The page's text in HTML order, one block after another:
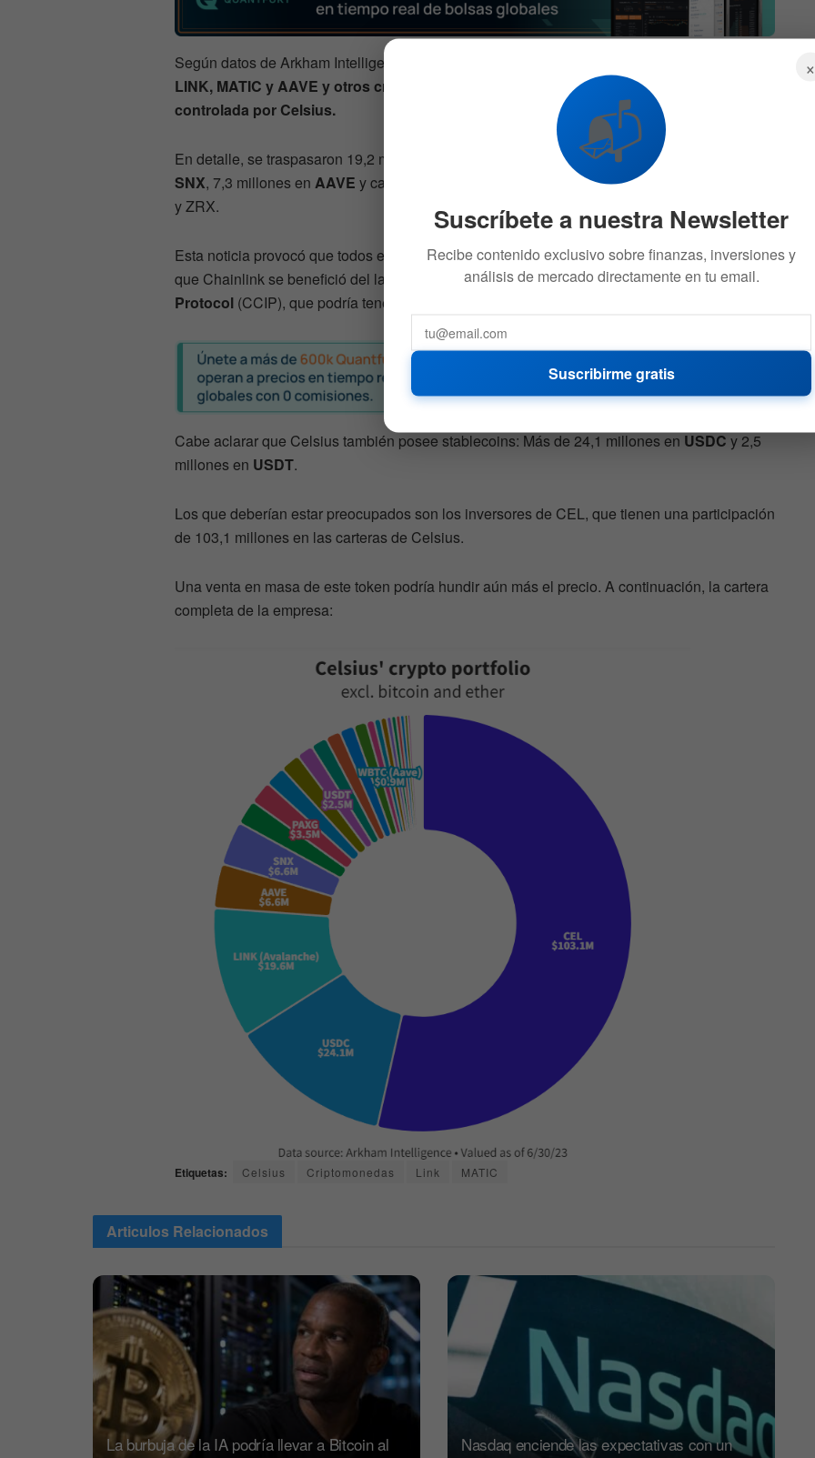
Según datos de Arkham Intelligence, el 14 de julio se enviaron 64 millones de dólares
LINK, MATIC y AAVE y otros criptoactivos desde Fireblocks a una billetera OTC
controlada por Celsius.
En detalle, se traspasaron 19,2 millones en , 13,6 millones enMATIC, 7,8 millones en
SNX, 7,3 millones en AAVE y cantidades menores de otras altcoins como BNB, UNI, 1INCH
y ZRX.
Esta noticia provocó que todos estos activos retrocedan a excepción de 1INCH y LINK. Es
que Chainlink se benefició del lanzamiento del tan esperadoCross Chain Interoperability
Protocol (CCIP), que podría tener un fuerte impacto positivo en el ecosistema.
Cabe aclarar que Celsius también posee stablecoins: Más de 24,1 millones en USDC y 2,5
millones en USDT.
Los que deberían estar preocupados son los inversores de CEL, que tienen una participación
de 103,1 millones en las carteras de Celsius.
Una venta en masa de este token podría hundir aún más el precio. A continuación, la cartera
completa de la empresa:
Etiquetas: Celsius Criptomonedas Link MATIC
Articulos Relacionados
La burbuja de la IA podría llevar a Bitcoin al
Nasdaq enciende las expectativas con un
×
📬
Suscríbete a nuestra Newsletter
Recibe contenido exclusivo sobre finanzas, inversiones y
análisis de mercado directamente en tu email.
Suscribirme gratis